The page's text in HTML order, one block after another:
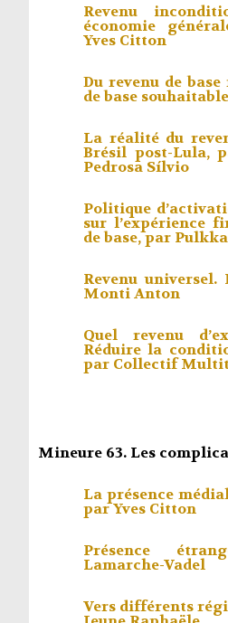
Revenu
économie
Yves Citton
Du revenu de
de base
La réalité du
Brésil post-Lula,
Pedrosa Sílvio
Politique
sur l’expérience
de base, par
Revenu
Monti Anton
Quel revenu
Réduire la
par Collectif
Mineure 63. Les
La présence
parYves Citton
Présence
Lamarche-Vadel
Vers différents